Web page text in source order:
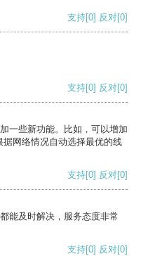
支持[0] 反对[0]
支持[0] 反对[0]
一些新功能。比如，可以增加
网络情况自动选择最优的线
支持[0] 反对[0]
能及时解决，服务态度非常
支持[0] 反对[0]